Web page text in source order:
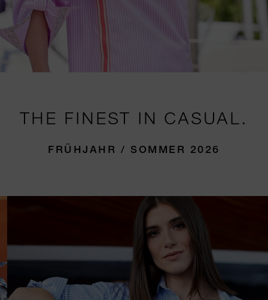
THE FINEST IN CASUAL.
FRÜHJAHR / SOMMER 2026